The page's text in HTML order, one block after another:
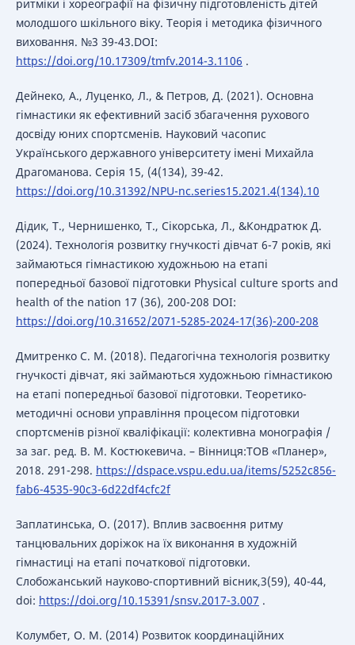
ритміки і хореографії на фізичну підготовленість дітей
молодшого шкільного віку. Теорія і методика фізичного
виховання. №3 39-43.DOI:
https://doi.org/10.17309/tmfv.2014-3.1106 .
Дейнеко, А., Луценко, Л., & Петров, Д. (2021). Основна
гімнастики як ефективний засіб збагачення рухового
досвіду юних спортсменів. Науковий часопис
Українського державного університету імені Михайла
Драгоманова. Серія 15, (4(134), 39-42.
https://doi.org/10.31392/NPU-nc.series15.2021.4(134).10
Дідик, Т., Чернишенко, Т., Сікорська, Л., &Кондратюк Д.
(2024). Технологія розвитку гнучкості дівчат 6-7 років, які
займаються гімнастикою художньою на етапі
попередньої базової підготовки Physical culture sports and
health of the nation 17 (36), 200-208 DOI:
https://doi.org/10.31652/2071-5285-2024-17(36)-200-208
Дмитренко С. М. (2018). Педагогічна технологія розвитку
гнучкості дівчат, які займаються художньою гімнастикою
на етапі попередньої базової підготовки. Теоретико-
методичні основи управління процесом підготовки
спортсменів різної кваліфікації: колективна монографія /
за заг. ред. В. М. Костюкевича. – Вінниця:ТОВ «Планер»,
2018. 291-298. https://dspace.vspu.edu.ua/items/5252c856-
fab6-4535-90c3-6d22df4cfc2f
Заплатинська, О. (2017). Вплив засвоєння ритму
танцювальних доріжок на їх виконання в художній
гімнастиці на етапі початкової підготовки.
Слобожанський науково-спортивний вісник,3(59), 40-44,
doi: https://doi.org/10.15391/snsv.2017-3.007 .
Колумбет, О. М. (2014) Розвиток координаційних